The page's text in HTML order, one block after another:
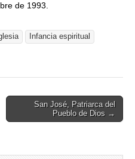
de 1993.
Infancia espiritual
San José, Patriarca del
Pueblo de Dios →